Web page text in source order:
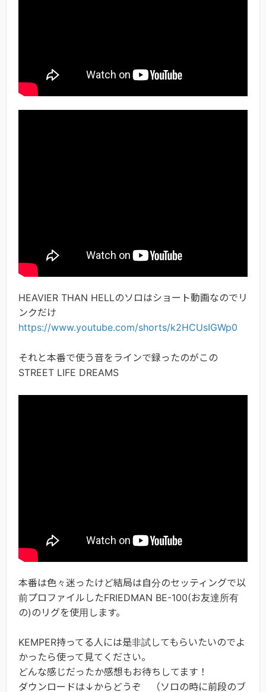
HEAVIER THAN HELLのソロはショート動画なのでリ
ンクだけ
https://www.youtube.com/shorts/k2HCUsIGWp0
それと本番で使う音をラインで録ったのがこの
STREET LIFE DREAMS
本番は色々迷ったけど結局は自分のセッティングで以
前プロファイルしたFRIEDMAN BE-100(お友達所有
の)のリグを使用します。
KEMPER持ってる人には是非試してもらいたいのでよ
かったら使って見てください。
どんな感じだったか感想もお待ちしてます！
ダウンロードは↓からどうぞ （ソロの時に前段のブ